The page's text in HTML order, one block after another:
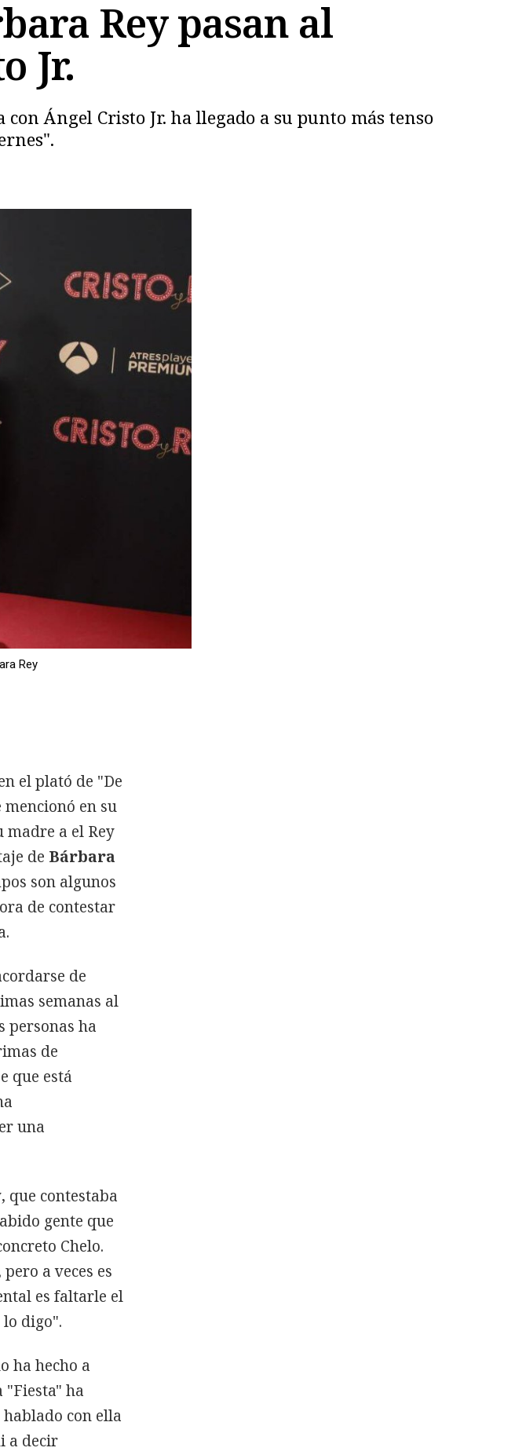
Rey pasan al
Jr.
Ángel Cristo Jr. ha llegado a su punto más tenso
Rey
el plató de "De
en su
madre a el Rey
de Bárbara
son algunos
de contestar
de
semanas al
personas ha
de
que está
una
, que contestaba
gente que
Chelo.
a veces es
es faltarle el
digo".
ha hecho a
"Fiesta" ha
con ella
a decir